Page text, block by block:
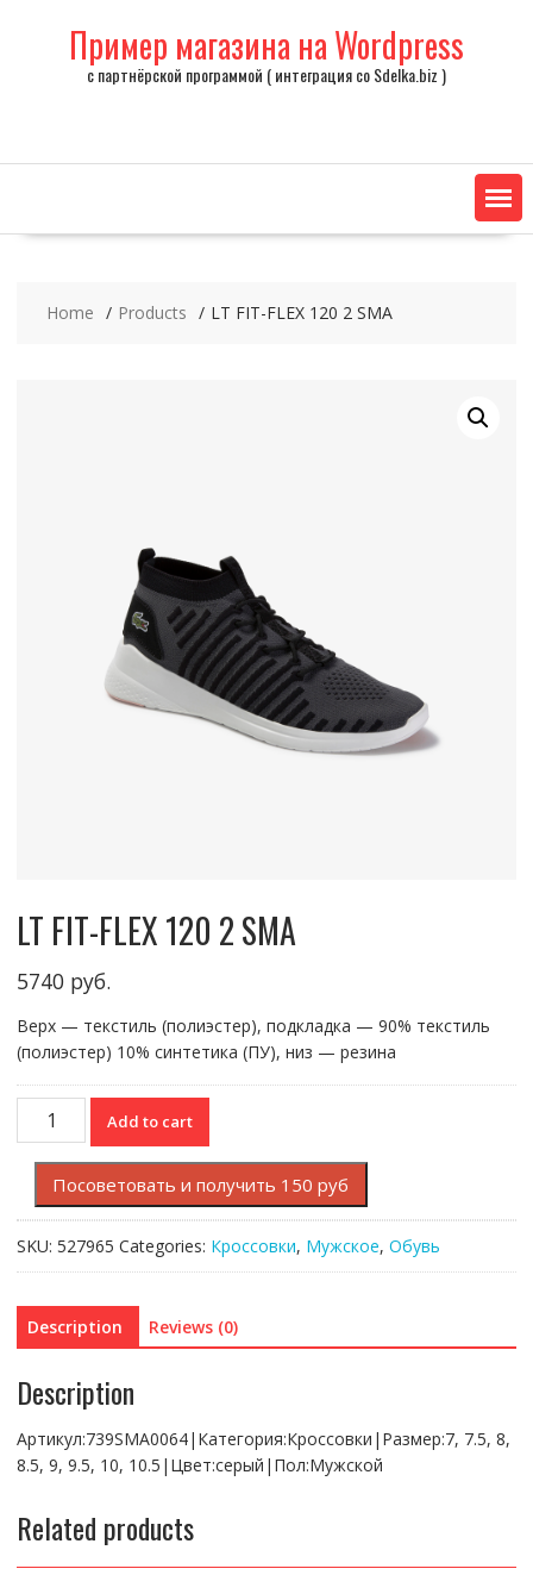
Пример магазина на Wordpress
с партнёрской программой ( интеграция со Sdelka.biz )
Home Products LT FIT-FLEX 120 2 SMA
LT FIT-FLEX 120 2 SMA
5740руб.
Верх — текстиль (полиэстер), подкладка — 90% текстиль
(полиэстер) 10% синтетика (ПУ), низ — резина
FLEX
2
SMA
quantity
Add to cart
Посоветовать и получить 150 руб
SKU: 527965 Categories: Кроссовки, Мужское, Обувь
Description Reviews (0)
Description
Артикул:739SMA0064|Категория:Кроссовки|Размер:7, 7.5, 8,
8.5, 9, 9.5, 10, 10.5|Цвет:серый|Пол:Мужской
Related products